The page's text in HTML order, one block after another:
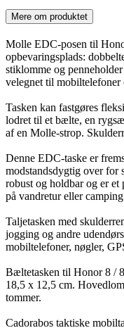
Mere om produktet
Molle EDC-posen til
opbevaringsplads:
stiklomme og
velegnet til mobiltelefoner
Tasken kan fastgøres
lodret til et bælte, en
af en Molle-strop.
Denne EDC-taske er
modstandsdygtig over for
robust og holdbar og er
på vandretur eller
Taljetasken med
jogging og andre
mobiltelefoner, nøgler,
Bæltetasken til Honor 8 /
18,5 x 12,5 cm.
tommer.
Cadorabos taktiske